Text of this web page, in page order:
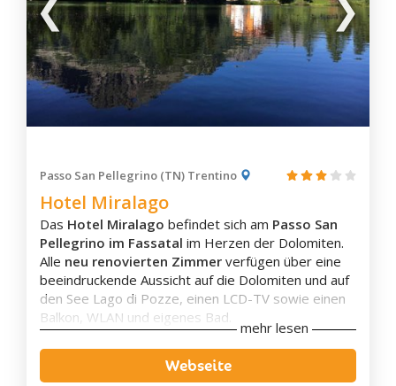
Vigo di Fassa
Castello-Molina di Fiemme
Cavalese
Predazzo
Fiera di Primiero
Sagrón Mis
S. Martino di Castrozza
Faedo
Garniga Terme
Lavis
Mezzocorona
Passo San Pellegrino (TN) Trentino
Hotel Miralago
Das Hotel Miralago befindet sich am Passo San
Pellegrino im Fassatal im Herzen der Dolomiten.
Alle neu renovierten Zimmer verfügen über eine
beeindruckende Aussicht auf die Dolomiten und auf
den See Lago di Pozze, einen LCD-TV sowie einen
Balkon, WLAN und eigenes Bad.
Das Hotel bietet den Gästen einen
kleinenSpabereichmitSauna, Dampfbadund
. Zudem gibt es im Hotel eine
mehr lesen
Webseite